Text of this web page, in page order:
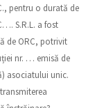
pentru o durată de
S.R.L. a fost
de ORC, potrivit
nr. … emisă de
asociatului unic.